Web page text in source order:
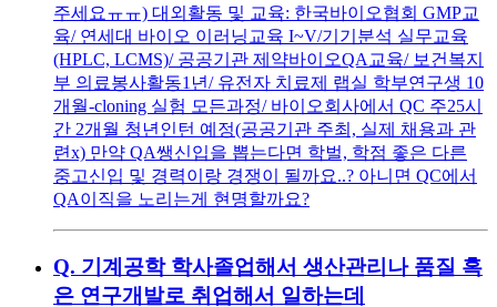
주세요ㅠㅠ) 대외활동 및 교육: 한국바이오협회 GMP교
육/ 연세대 바이오 이러닝교육 I~V/기기분석 실무교육
(HPLC, LCMS)/ 공공기관 제약바이오QA교육/ 보건복지
부 의료봉사활동1년/ 유전자 치료제 랩실 학부연구생 10
개월-cloning 실험 모든과정/ 바이오회사에서 QC 주25시
간 2개월 청년인턴 예정(공공기관 주최, 실제 채용과 관
련x) 만약 QA쌩신입을 뽑는다면 학벌, 학점 좋은 다른
중고신입 및 경력이랑 경쟁이 될까요..? 아니면 QC에서
QA이직을 노리는게 현명할까요?
Q. 기계공학 학사졸업해서 생산관리나 품질 혹
은 연구개발로 취업해서 일하는데